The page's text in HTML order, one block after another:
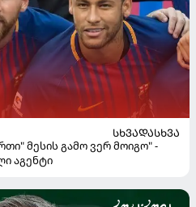
ᲡᲮᲕᲐᲓᲐᲡᲮᲕᲐ
მესის გამო ვერ მოიგო" -
აგენტი